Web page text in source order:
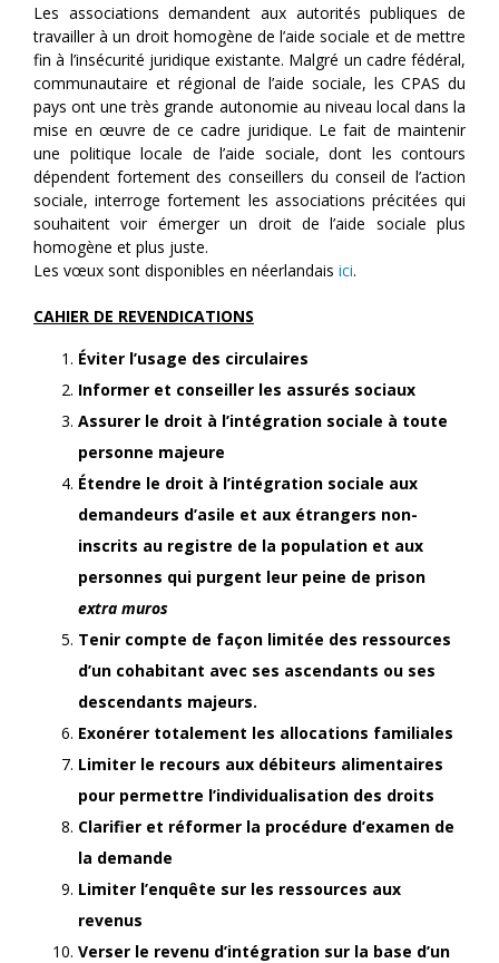
Les associations demandent aux autorités publiques de
travailler à un droit homogène de l’aide sociale et de mettre
fin à l’insécurité juridique existante. Malgré un cadre fédéral,
communautaire et régional de l’aide sociale, les CPAS du
pays ont une très grande autonomie au niveau local dans la
mise en œuvre de ce cadre juridique. Le fait de maintenir
une politique locale de l’aide sociale, dont les contours
dépendent fortement des conseillers du conseil de l’action
sociale, interroge fortement les associations précitées qui
souhaitent voir émerger un droit de l’aide sociale plus
homogène et plus juste.
Les vœux sont disponibles en néerlandais ici.
CAHIER DE REVENDICATIONS
Éviter l’usage des circulaires
Informer et conseiller les assurés sociaux
Assurer le droit à l’intégration sociale à toute
personne majeure
Étendre le droit à l’intégration sociale aux
demandeurs d’asile et aux étrangers non-
inscrits au registre de la population et aux
personnes qui purgent leur peine de prison
extra muros
Tenir compte de façon limitée des ressources
d’un cohabitant avec ses ascendants ou ses
descendants majeurs.
Exonérer totalement les allocations familiales
Limiter le recours aux débiteurs alimentaires
pour permettre l’individualisation des droits
Clarifier et réformer la procédure d’examen de
la demande
Limiter l’enquête sur les ressources aux
revenus
Verser le revenu d’intégration sur la base d’un